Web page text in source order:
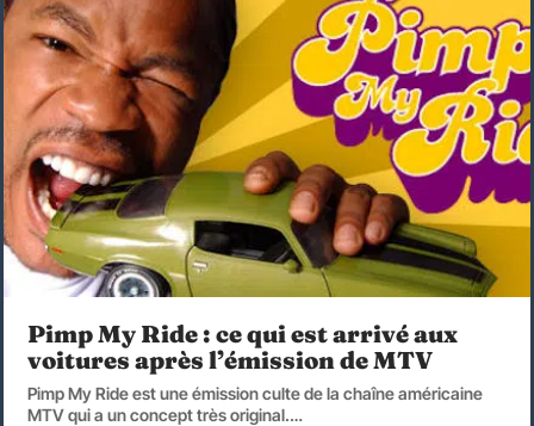
Pimp My Ride : ce qui est arrivé aux
voitures après l’émission de MTV
Pimp My Ride est une émission culte de la chaîne américaine
MTV qui a un concept très original.…